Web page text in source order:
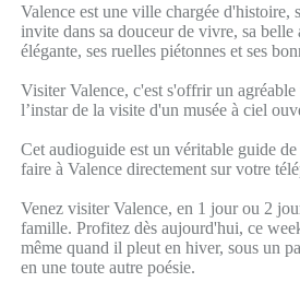
Valence est une ville chargée d'histoire,
invite dans sa douceur de vivre, sa belle
élégante, ses ruelles piétonnes et ses
Visiter Valence, c'est s'offrir un agréable
l’instar de la visite d'un musée à ciel
Cet audioguide est un véritable guide de
faire à Valence directement sur votre
Venez visiter Valence, en 1 jour ou 2
famille. Profitez dès aujourd'hui, ce
même quand il pleut en hiver, sous un
en une toute autre poésie.